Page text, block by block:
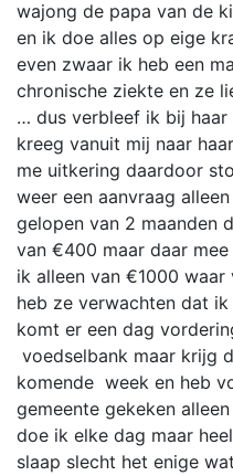
wajong de papa van de
en ik doe alles op eige
even zwaar ik heb een
chronische ziekte en ze
… dus verbleef ik bij
kreeg vanuit mij naar
me uitkering daardoor
weer een aanvraag
gelopen van 2 maanden
van €400 maar daar
ik alleen van €1000
heb ze verwachten dat
komt er een dag
voedselbank maar krijg
komende week en heb
gemeente gekeken
doe ik elke dag maar
slaap slecht het enige